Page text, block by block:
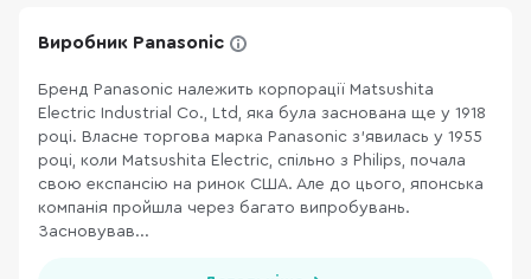
Виробник Panasonic
Бренд Panasonic належить корпорації Matsushita
Electric Industrial Co., Ltd, яка була заснована ще у 1918
році. Власне торгова марка Panasonic з’явилась у 1955
році, коли Matsushita Electric, спільно з Philips, почала
свою експансію на ринок США. Але до цього, японська
компанія пройшла через багато випробувань.
Засновував...